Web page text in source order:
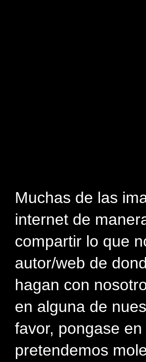
Muchas de las
internet de
compartir lo que
autor/web de
hagan con
en alguna de
favor, pongase
pretendemos